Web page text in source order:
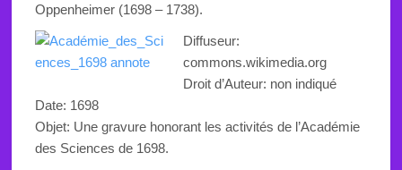
Oppenheimer (1698 – 1738).
Diffuseur:
commons.wikimedia.org
Droit d’Auteur: non indiqué
Date: 1698
Objet: Une gravure honorant les activités de l’Académie
des Sciences de 1698.